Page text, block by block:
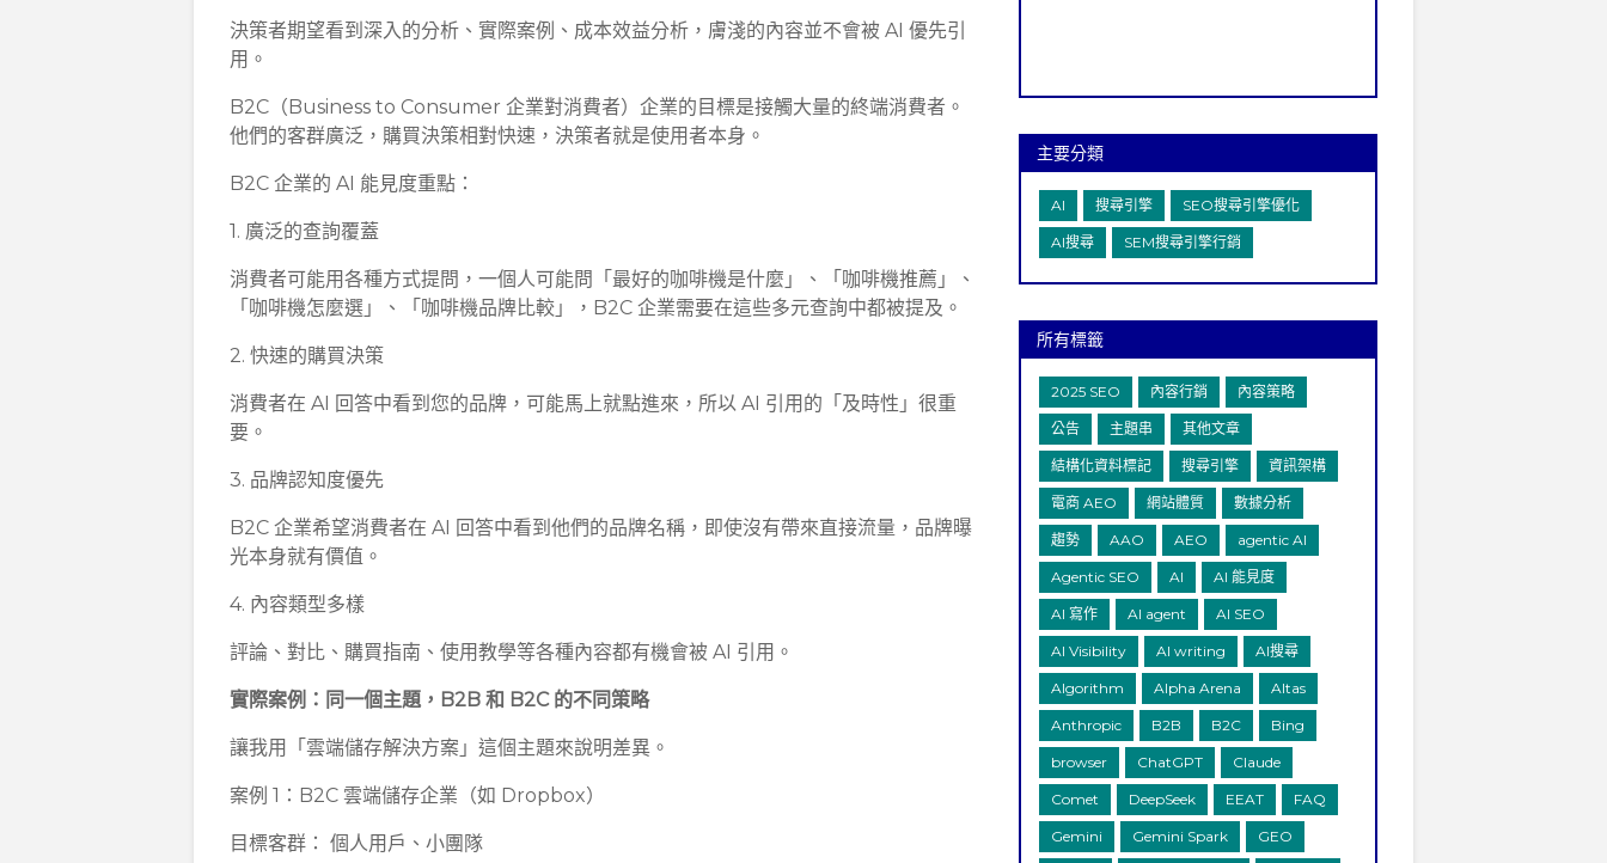
決策者期望看到深入的分析、實際案例、成本效益分析，膚淺的內容並不會被 AI 優先引
用。
B2C（Business to Consumer 企業對消費者）企業的目標是接觸大量的終端消費者。
他們的客群廣泛，購買決策相對快速，決策者就是使用者本身。
B2C 企業的 AI 能見度重點：
1. 廣泛的查詢覆蓋
消費者可能用各種方式提問，一個人可能問「最好的咖啡機是什麼」、「咖啡機推薦」、
「咖啡機怎麼選」、「咖啡機品牌比較」，B2C 企業需要在這些多元查詢中都被提及。
2. 快速的購買決策
消費者在 AI 回答中看到您的品牌，可能馬上就點進來，所以 AI 引用的「及時性」很重
要。
3. 品牌認知度優先
B2C 企業希望消費者在 AI 回答中看到他們的品牌名稱，即使沒有帶來直接流量，品牌曝
光本身就有價值。
4. 內容類型多樣
評論、對比、購買指南、使用教學等各種內容都有機會被 AI 引用。
實際案例：同一個主題，B2B 和 B2C 的不同策略
讓我用「雲端儲存解決方案」這個主題來說明差異。
案例 1：B2C 雲端儲存企業（如 Dropbox）
目標客群： 個人用戶、小團隊
主要分類
AI 搜尋引擎 SEO搜尋引擎優化
AI搜尋 SEM搜尋引擎行銷
所有標籤
2025 SEO 內容行銷 內容策略
公告 主題串 其他文章
結構化資料標記 搜尋引擎 資訊架構
電商 AEO 網站體質 數據分析
趨勢 AAO AEO agentic AI
Agentic SEO AI AI 能見度
AI 寫作 AI agent AI SEO
AI Visibility AI writing AI搜尋
Algorithm Alpha Arena Altas
Anthropic B2B B2C Bing
browser ChatGPT Claude
Comet DeepSeek EEAT FAQ
Gemini Gemini Spark GEO